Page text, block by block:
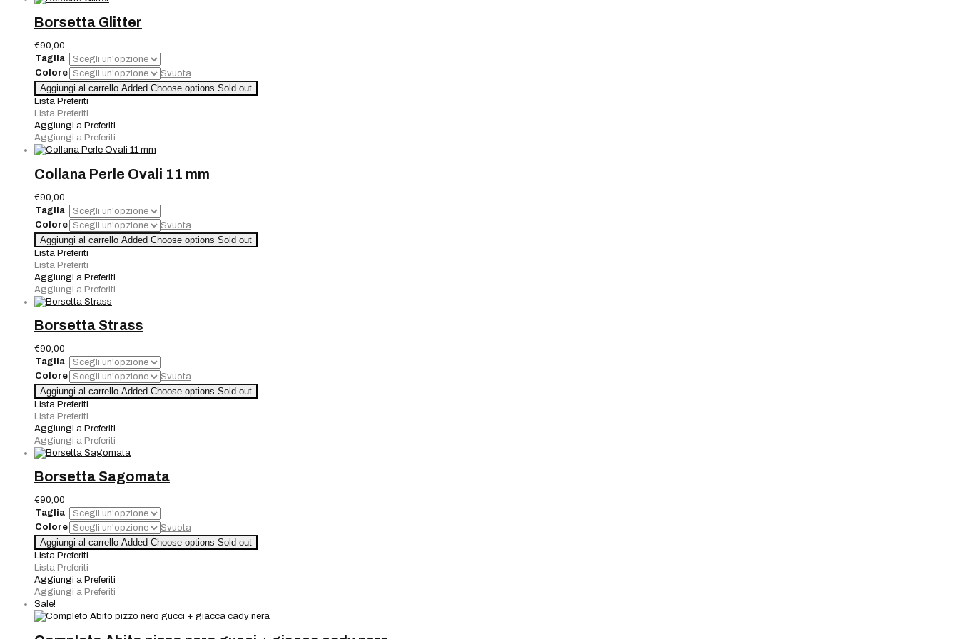
Borsetta Glitter
€90,00
Taglia
Colore
Svuota
Borsetta
Glitter
quantità
Aggiungi al carrello Added Choose options Sold out
Lista Preferiti
Lista Preferiti
Aggiungi a Preferiti
Aggiungi a Preferiti
Collana Perle Ovali 11 mm
€90,00
Taglia
Colore
Svuota
Collana
Perle
Ovali
11
mm
quantità
Aggiungi al carrello Added Choose options Sold out
Lista Preferiti
Lista Preferiti
Aggiungi a Preferiti
Aggiungi a Preferiti
Borsetta Strass
€90,00
Taglia
Colore
Svuota
Borsetta
Strass
quantità
Aggiungi al carrello Added Choose options Sold out
Lista Preferiti
Lista Preferiti
Aggiungi a Preferiti
Aggiungi a Preferiti
Borsetta Sagomata
€90,00
Taglia
Colore
Svuota
Borsetta
Sagomata
quantità
Aggiungi al carrello Added Choose options Sold out
Lista Preferiti
Lista Preferiti
Aggiungi a Preferiti
Aggiungi a Preferiti
Sale!